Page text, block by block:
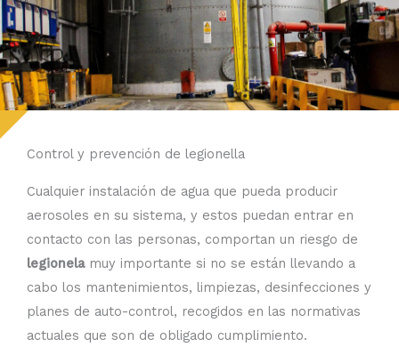
Control y prevención de legionella
Cualquier instalación de agua que pueda producir
aerosoles en su sistema, y estos puedan entrar en
contacto con las personas, comportan un riesgo de
legionelamuy importante si no se están llevando a
cabo los mantenimientos, limpiezas, desinfecciones y
planes de auto-control, recogidos en las normativas
actuales que son de obligado cumplimiento.